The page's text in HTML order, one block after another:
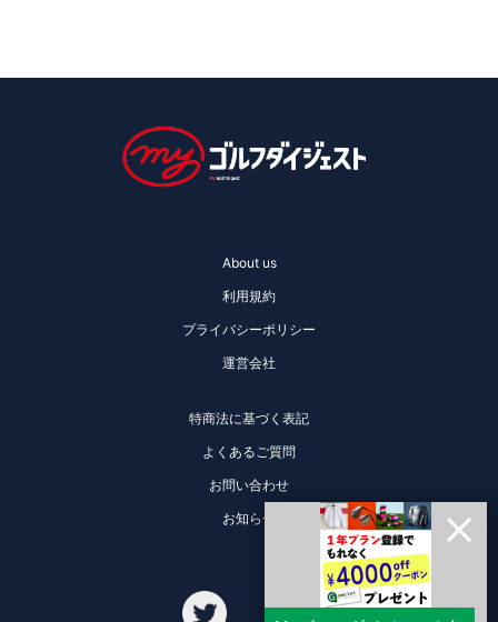
About us
利用規約
プライバシーポリシー
運営会社
特商法に基づく表記
よくあるご質問
お問い合わせ
お知らせ